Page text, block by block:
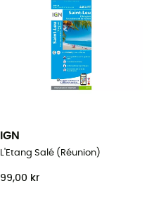
IGN
L'Etang Salé (Réunion)
99,00 kr